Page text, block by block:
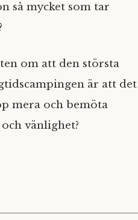
så mycket som tar
om att den största
är att det
mera och bemöta
vänlighet?